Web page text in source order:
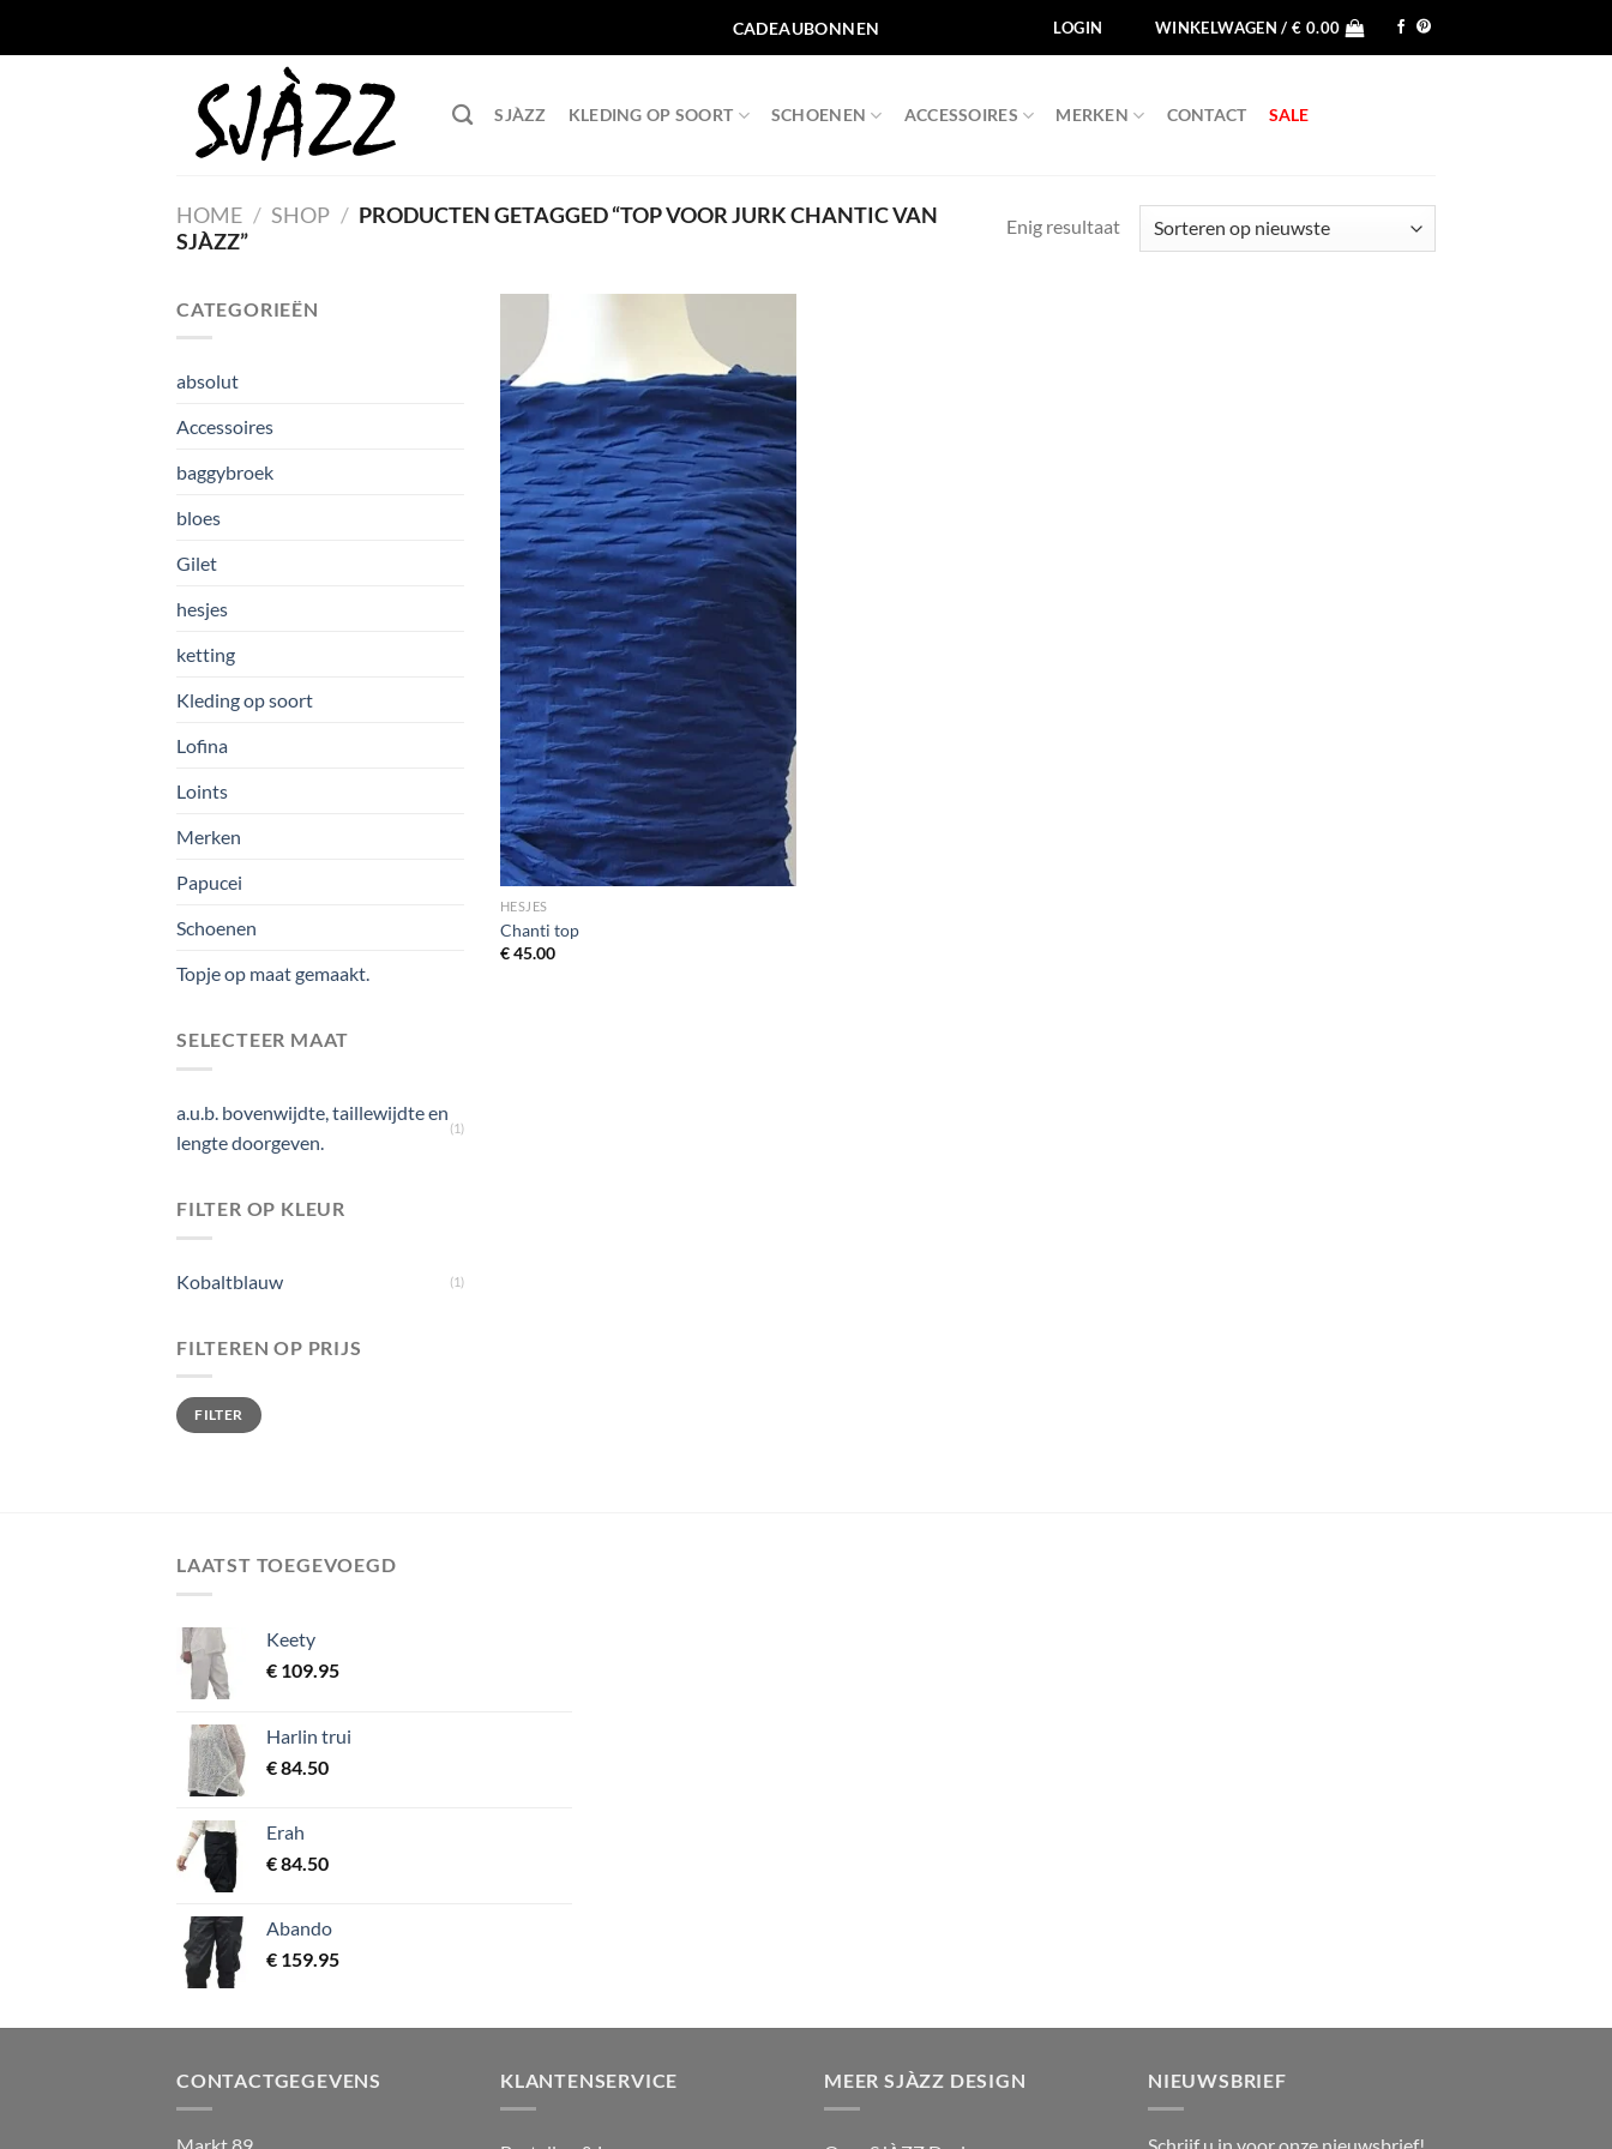
CADEAUBONNEN LOGIN WINKELWAGEN /€ 0.00
SJÀZZ KLEDING OP SOORT SCHOENEN ACCESSOIRES MERKEN CONTACT SALE
HOME / SHOP / PRODUCTEN GETAGGED “TOP VOOR JURK CHANTIC VAN
SJÀZZ”
Enig resultaat
CATEGORIEËN
absolut
Accessoires
baggybroek
bloes
Gilet
hesjes
ketting
Kleding op soort
Lofina
Loints
Merken
Papucei
Schoenen
Topje op maat gemaakt.
SELECTEER MAAT
a.u.b. bovenwijdte, taillewijdte en
lengte doorgeven.
(1)
FILTER OP KLEUR
Kobaltblauw (1)
FILTEREN OP PRIJS
Min.
prijs
Max.
prijsFILTER
Toevoegen
aan
wenslijst
HESJES
Chanti top
€45.00
LAATST TOEGEVOEGD
Keety
€ 109.95
Harlin trui
€84.50
Erah
€84.50
Abando
€ 159.95
CONTACTGEGEVENS KLANTENSERVICE MEER SJÀZZ DESIGN NIEUWSBRIEF